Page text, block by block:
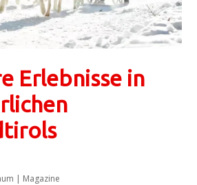
Erlebnisse in
| Magazine